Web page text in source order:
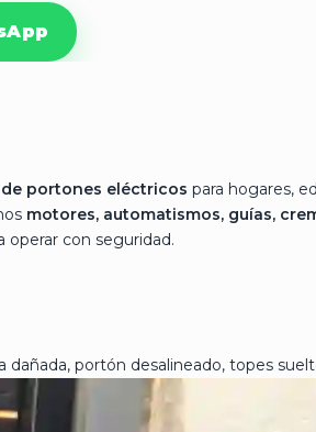
portones eléctricos para hogares,
motores, automatismos, guías,
operar con seguridad.
portón desalineado, topes